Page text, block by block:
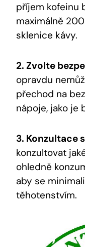
příjem kofeinu⁣
maximálně
⁢sklenice kávy.
2. Zvolte
opravdu⁣
přechod na
nápoje, jako je
3. Konzultace
konzultovat
ohledně
aby se
těhotenstvím.